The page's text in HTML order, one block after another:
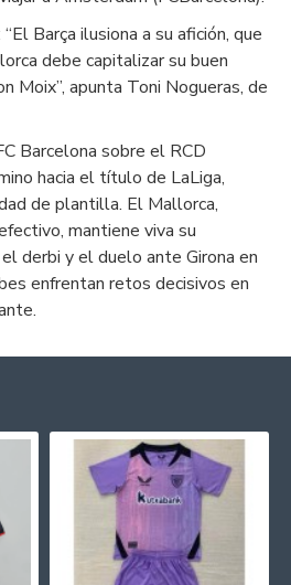
Barça ilusiona a su afición, que
debe capitalizar su buen
Moix”, apunta Toni Nogueras, de
Barcelona sobre el RCD
hacia el título de LaLiga,
de plantilla. El Mallorca,
mantiene viva su
derbi y el duelo ante Girona en
enfrentan retos decisivos en